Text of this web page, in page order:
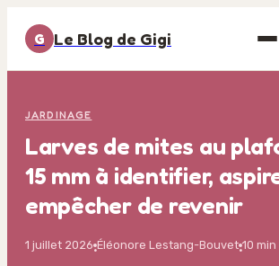
G Le Blog de Gigi
JARDINAGE
Larves de mites au
15 mm à identifier,
empêcher de revenir
1 juillet 2026·Éléonore Lestang-Bouvet·10